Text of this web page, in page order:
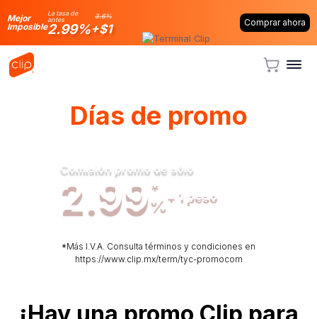
Mejor
Imposible2.99%+$1
La tasa de
antes
3.6%
Comprar ahora
Días de promo
Comisión promo de sólo
2.99*
%+ 1 peso
*Más I.V.A. Consulta términos y condiciones en
https://www.clip.mx/term/tyc-promocom
Mientras más vendes
¡Hay una promo Clip para